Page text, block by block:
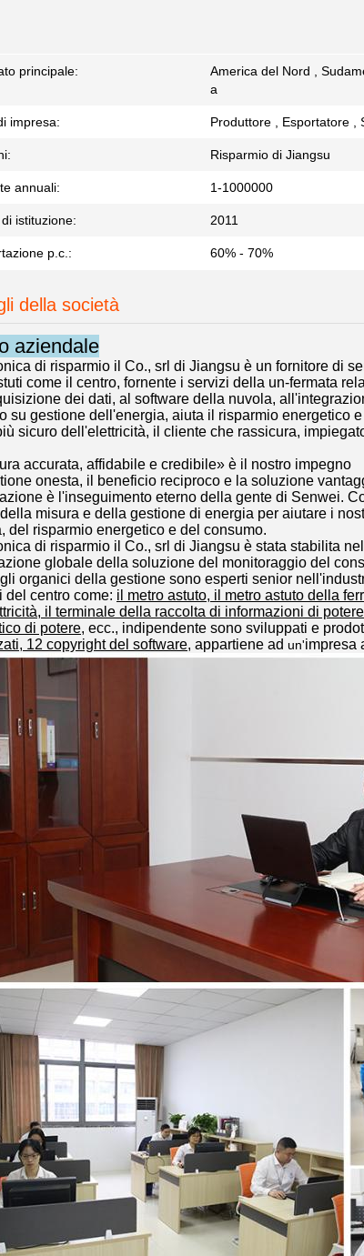
principale:
America del Nord ,
a
impresa: Produttore , Esportatore ,
Risparmio di Jiangsu
annuali: 1-1000000
istituzione: 2011
p.c.: 60% - 70%
della società
aziendale
di risparmio il Co., srl di Jiangsu è un fornitore di
come il centro, fornente i servizi della un-fermata
dei dati, al software della nuvola,
su gestione dell'energia, aiuta il risparmio energetico
sicuro dell'elettricità, il cliente che rassicura,
accurata, affidabile e credibile» è il nostro impegno
onesta, il beneficio reciproco e la soluzione
è l'inseguimento eterno della gente di Senwei.
misura e della gestione di energia per aiutare i
del risparmio energetico e del consumo.
di risparmio il Co., srl di Jiangsu è stata stabilita
globale della soluzione del monitoraggio del
organici della gestione sono esperti senior
del centro come: il metro astuto, il metro astuto della
il terminale della raccolta di informazioni di
di potere, ecc., indipendente sono sviluppati e
12 copyright del software, appartiene ad un'impresa